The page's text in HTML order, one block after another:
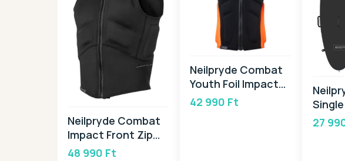
Neilpryde Combat
Impact Front Zip
2025
48 990 Ft
Neilpryde Combat
Youth Foil Impact
FZ 2026
42 990 Ft
27